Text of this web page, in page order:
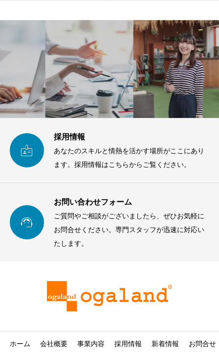

採用情報
あなたのスキルと情熱を活かす場所がここにあり
ます。採用情報はこちらからご覧ください。

お問い合わせフォーム
ご質問やご相談がございましたら、ぜひお気軽に
お問合せください。専門スタッフが迅速に対応い
たします。
ホーム 会社概要 事業内容 採用情報 新着情報 お問合せ